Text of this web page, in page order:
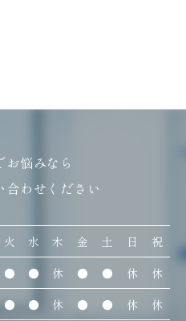
お悩みなら
合わせください
火 水 木 金 土 日
祝
● ● 休 ● ● 休
休
● ● 休 ● ● 休 休